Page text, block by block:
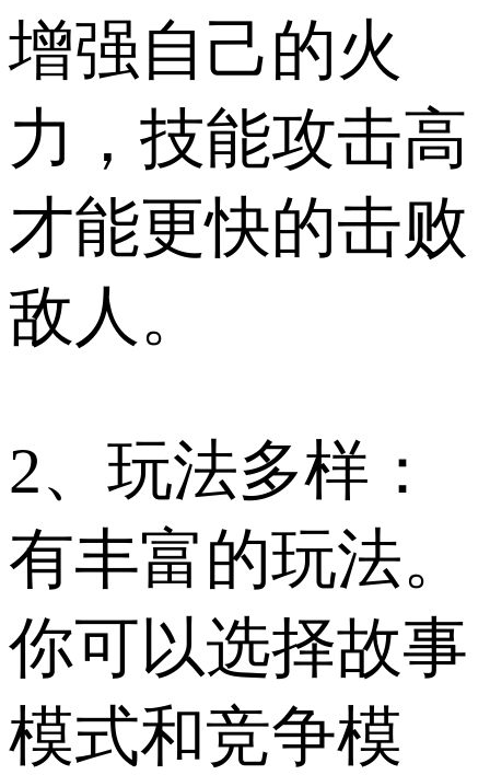
增强自己的火
力，技能攻击高
才能更快的击败
敌人。
2、玩法多样：
有丰富的玩法。
你可以选择故事
模式和竞争模